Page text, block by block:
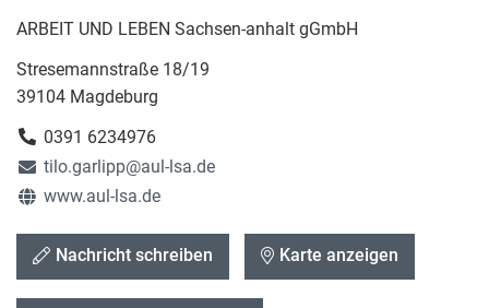
ARBEIT UND LEBEN Sachsen-anhalt gGmbH
Stresemannstraße 18/19
39104 Magdeburg
0391 6234976
tilo.garlipp@aul-lsa.de
www.aul-lsa.de
Nachricht schreiben Karte anzeigen